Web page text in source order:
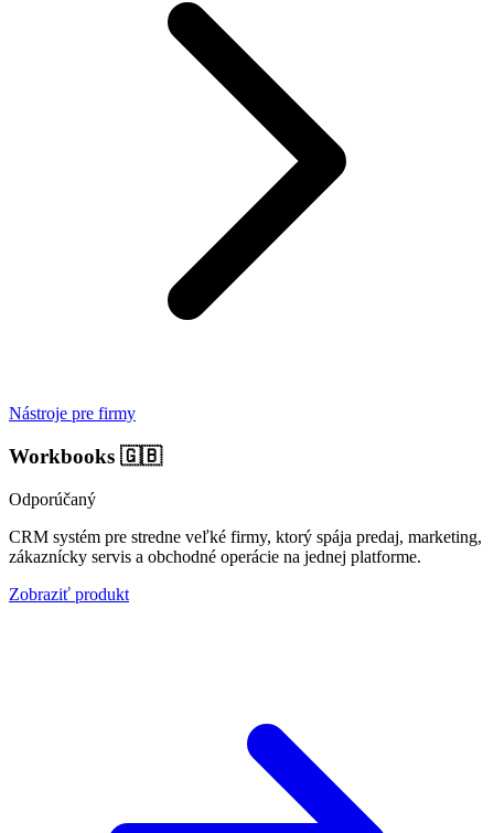
Nástroje pre firmy
Workbooks 🇬🇧
Odporúčaný
CRM systém pre stredne veľké firmy, ktorý spája predaj, marketing,
zákaznícky servis a obchodné operácie na jednej platforme.
Zobraziť produkt